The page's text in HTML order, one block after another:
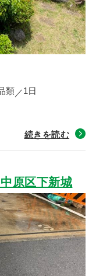
類 1日
続きを読む
原区下新城